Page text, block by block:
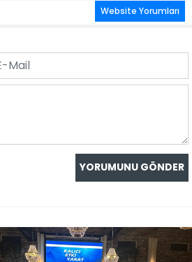
Website Yorumları